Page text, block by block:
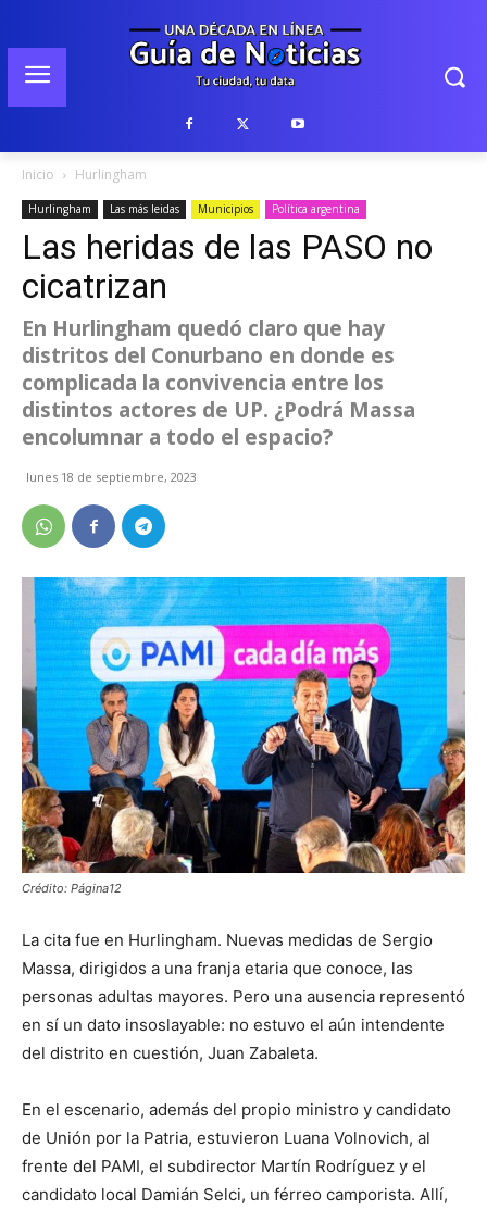
Inicio Hurlingham
Hurlingham Las más leidas Municipios Política argentina
Las heridas de las PASO no
cicatrizan
En Hurlingham quedó claro que hay
distritos del Conurbano en donde es
complicada la convivencia entre los
distintos actores de UP. ¿Podrá Massa
encolumnar a todo el espacio?
lunes 18 de septiembre, 2023
Crédito: Página12
La cita fue en Hurlingham. Nuevas medidas de Sergio
Massa, dirigidos a una franja etaria que conoce, las
personas adultas mayores. Pero una ausencia representó
en sí un dato insoslayable: no estuvo el aún intendente
del distrito en cuestión, Juan Zabaleta.
En el escenario, además del propio ministro y candidato
de Unión por la Patria, estuvieron Luana Volnovich, al
frente del PAMI, el subdirector Martín Rodríguez y el
candidato local Damián Selci, un férreo camporista. Allí,